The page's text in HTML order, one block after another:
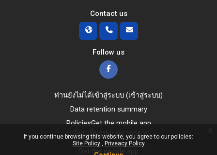
If you continue browsing this website, you agree to our policies:
Site Policy
Priveacy Policy
x
Contact us
Follow us
ท่านยังไม่ได้เข้าสู่ระบบ (เข้าสู่ระบบ)
Data retention summary
PoliciesGet the mobile app
เปลี่ยนเป็นรูปแบบมาตรฐาน
Get the mobile app